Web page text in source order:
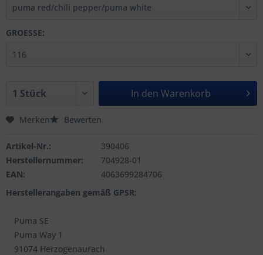
GROESSE:
In den Warenkorb
Merken Bewerten
Artikel-Nr.:
390406
Herstellernummer:
704928-01
EAN:
4063699284706
Herstellerangaben gemäß GPSR:
Puma SE
Puma Way 1
91074 Herzogenaurach